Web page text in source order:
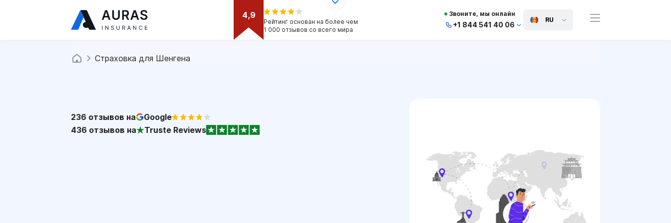
4,9
Рейтинг основан на более чем
1 000 отзывов со всего мира
Звоните, мы онлайн
+1 844 541 40 06
RU
Страховка для Шенгена
236 отзывов на
Google
436 отзывов на Truste Reviews